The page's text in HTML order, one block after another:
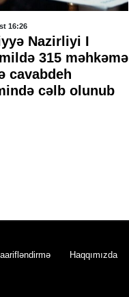
16:26
Nazirliyi I
315 məhkəmə
cavabdeh
cəlb olunub
Haqqımızda